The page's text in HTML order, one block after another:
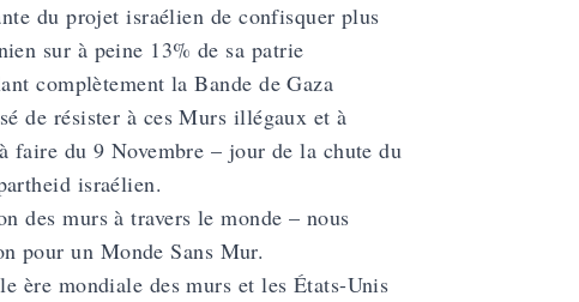
du projet israélien de confisquer plus
sur à peine 13% de sa patrie
complètement la Bande de Gaza
de résister à ces Murs illégaux et à
faire du 9 Novembre – jour de la chute du
israélien.
des murs à travers le monde – nous
pour un Monde Sans Mur.
ère mondiale des murs et les États-Unis